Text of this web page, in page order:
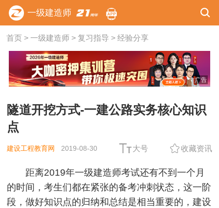
一级建造师
首页> 一级建造师> 复习指导 > 经验分享
广告
隧道开挖方式-一建公路实务核心知识
点
建设工程教育网 2019-08-30 大号 收藏资讯
距离2019年一级建造师考试还有不到一个月
的时间，考生们都在紧张的备考冲刺状态，这一阶
段，做好知识点的归纳和总结是相当重要的，建设